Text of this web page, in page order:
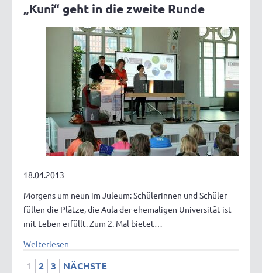
„Kuni“ geht in die zweite Runde
18.04.2013
Morgens um neun im Juleum: Schülerinnen und Schüler
füllen die Plätze, die Aula der ehemaligen Universität ist
mit Leben erfüllt. Zum 2. Mal bietet…
Weiterlesen
1 2 3 NÄCHSTE